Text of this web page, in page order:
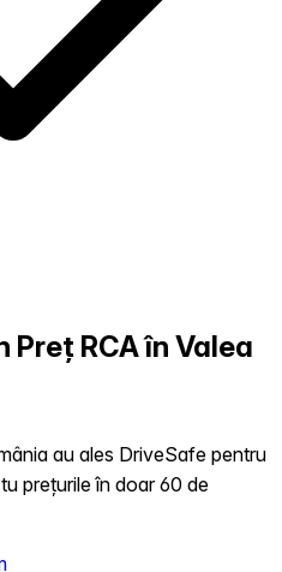
Preț RCA în Valea
au ales DriveSafe pentru
prețurile în doar 60 de